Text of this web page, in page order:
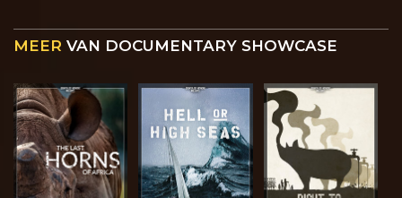
MEER VAN DOCUMENTARY SHOWCASE